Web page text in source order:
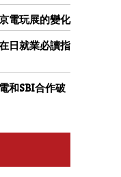
電玩展的變化
日就業必讀指
和SBI合作破